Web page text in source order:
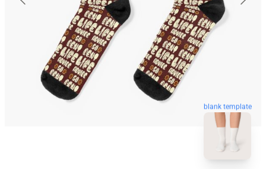
blank template